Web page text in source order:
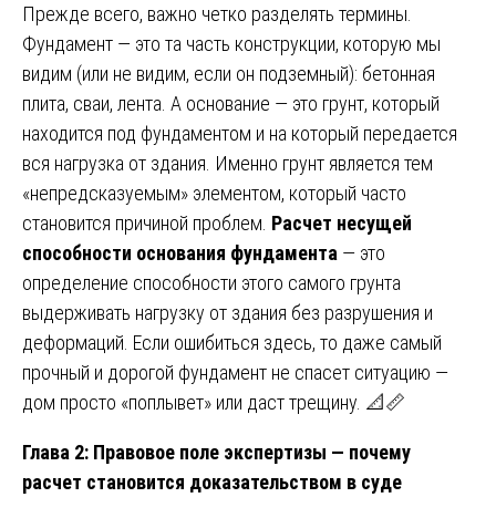
Прежде всего, важно четко разделять термины.
Фундамент — это та часть конструкции, которую мы
видим (или не видим, если он подземный): бетонная
плита, сваи, лента. А основание — это грунт, который
находится под фундаментом и на который передается
вся нагрузка от здания. Именно грунт является тем
«непредсказуемым» элементом, который часто
становится причиной проблем. Расчет несущей
способности основания фундамента — это
определение способности этого самого грунта
выдерживать нагрузку от здания без разрушения и
деформаций. Если ошибиться здесь, то даже самый
прочный и дорогой фундамент не спасет ситуацию —
дом просто «поплывет» или даст трещину. 📐📏
Глава 2: Правовое поле экспертизы — почему
расчет становится доказательством в суде